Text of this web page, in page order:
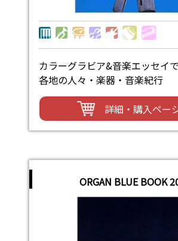
カラーグラビア&音楽エッセイ
各地の人々・楽器・音楽紀行
詳細・購入ペー
ORGAN BLUE BOOK